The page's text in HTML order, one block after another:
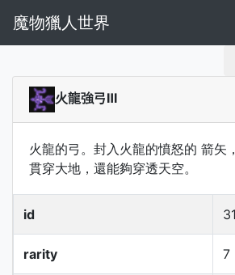
魔物獵人世界
火龍強弓Ⅲ
火龍的弓。封入火龍的憤怒的 箭矢
貫穿大地，還能夠穿透天空。
id 31
rarity 7